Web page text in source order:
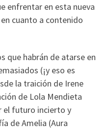
enfrentar en esta nueva
cuanto a contenido
que habrán de atarse en
(¡y eso es
la traición de Irene
de Lola Mendieta
el futuro incierto y
de Amelia (Aura